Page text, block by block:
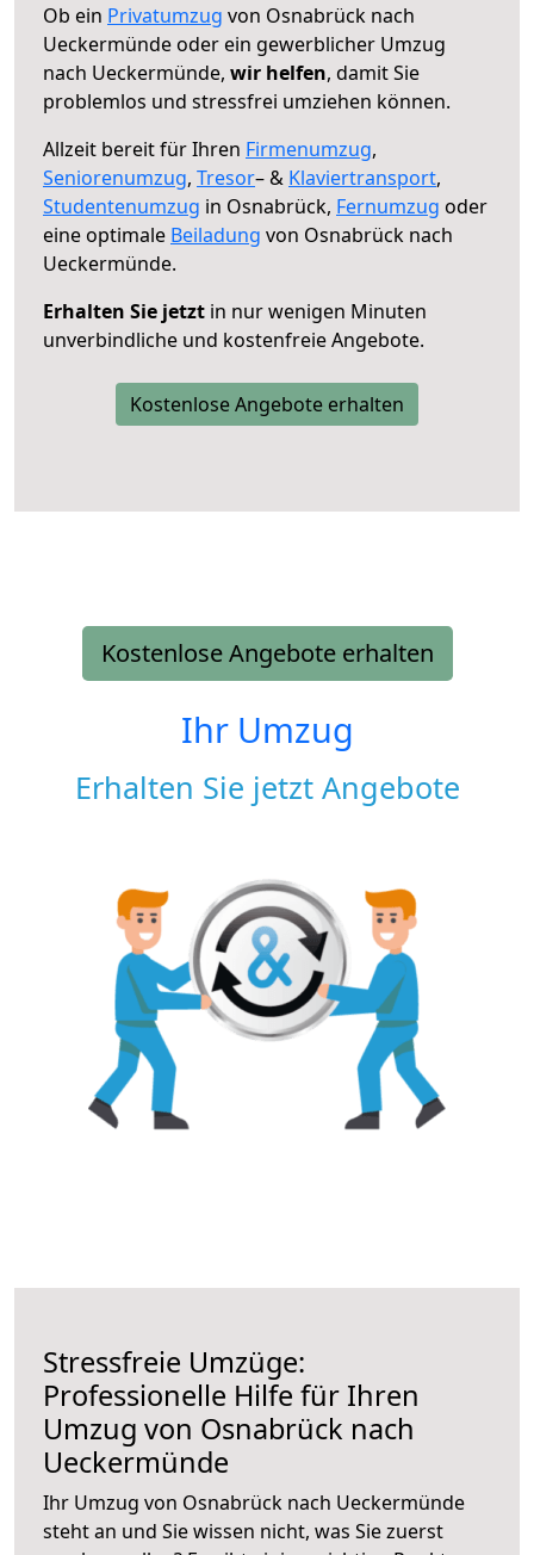
Ob ein Privatumzug von Osnabrück nach
Ueckermünde oder ein gewerblicher Umzug
nach Ueckermünde, wir helfen, damit Sie
problemlos und stressfrei umziehen können.
Allzeit bereit für Ihren Firmenumzug,
Seniorenumzug, Tresor– & Klaviertransport,
Studentenumzug in Osnabrück, Fernumzug oder
eine optimale Beiladung von Osnabrück nach
Ueckermünde.
Erhalten Sie jetzt in nur wenigen Minuten
unverbindliche und kostenfreie Angebote.
Kostenlose Angebote erhalten
Kostenlose Angebote erhalten
Ihr Umzug
Erhalten Sie jetzt Angebote
Stressfreie Umzüge:
Professionelle Hilfe für Ihren
Umzug von Osnabrück nach
Ueckermünde
Ihr Umzug von Osnabrück nach Ueckermünde
steht an und Sie wissen nicht, was Sie zuerst